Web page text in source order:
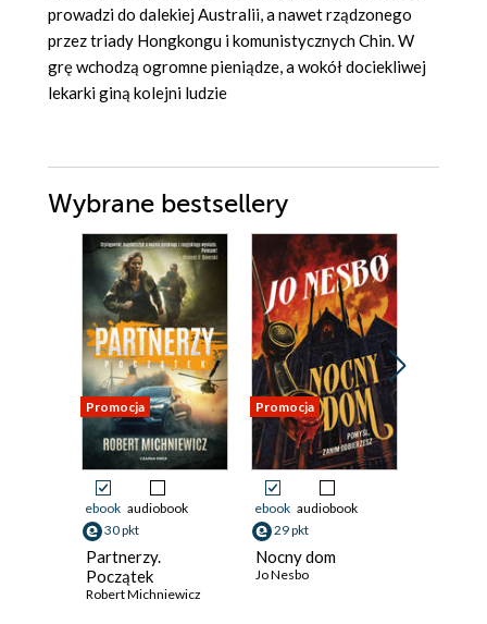
prowadzi do dalekiej Australii, a nawet rządzonego
przez triady Hongkongu i komunistycznych Chin. W
grę wchodzą ogromne pieniądze, a wokół dociekliwej
lekarki giną kolejni ludzie
Wybrane bestsellery
Promocja
ebook audiobook
30 pkt
Partnerzy.
Początek
Robert Michniewicz
Promocja
ebook audiobook
29 pkt
Nocny dom
Jo Nesbo